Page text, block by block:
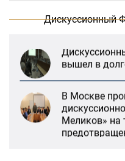
Дискуссионный
В Москве
Меликов» на
«Лорис